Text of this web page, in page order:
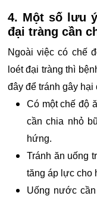
4. Một số lưu
đại tràng cần
Ngoài việc có chế
loét đại tràng thì
đây để tránh gây hại
Có một chế độ
cần chia nhỏ
hứng.
Tránh ăn uống
tăng áp lực cho
Uống nước